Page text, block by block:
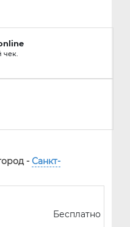
чек.
- Санкт-
Бесплатно